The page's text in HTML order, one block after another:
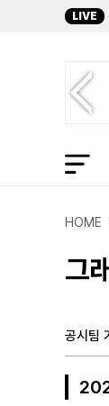
LIVE
HOME
그
공시팀